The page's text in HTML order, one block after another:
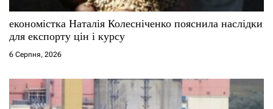
с
і
в
економістка Наталія Колесніченко пояснила наслідки
для експорту цін і курсу
6 Серпня, 2026